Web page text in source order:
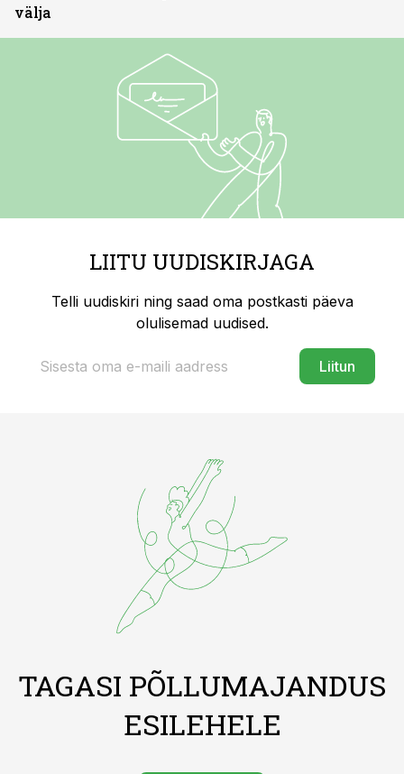
välja
LIITU UUDISKIRJAGA
Telli uudiskiri ning saad oma postkasti päeva
olulisemad uudised.
Liitun
TAGASI PÕLLUMAJANDUS
ESILEHELE